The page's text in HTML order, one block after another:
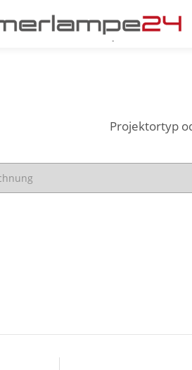
Projektortyp